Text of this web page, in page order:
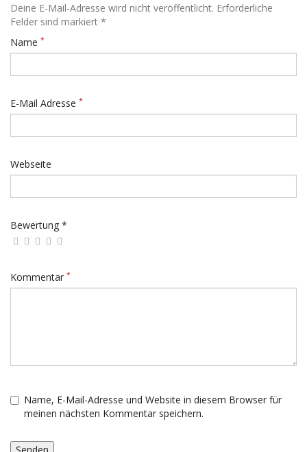
Deine E-Mail-Adresse wird nicht veröffentlicht. Erforderliche
Felder sind markiert *
Name *
E-Mail Adresse *
Webseite
Bewertung *
Kommentar *
Name, E-Mail-Adresse und Website in diesem Browser für
meinen nächsten Kommentar speichern.